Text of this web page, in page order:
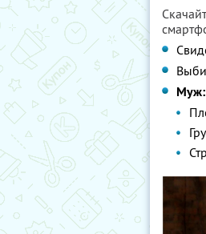
Муж: